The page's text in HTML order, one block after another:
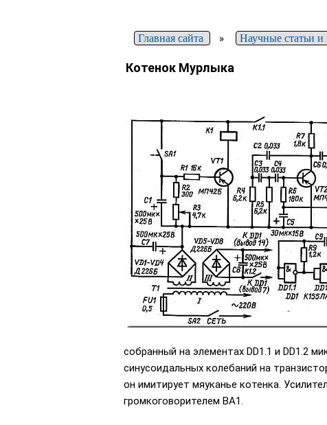
Главная сайта » Научные статьи
Котенок Мурлыка
собранный на элементах DD1.1 и DD1.2
синусоидальных колебаний на
он имитирует мяуканье котенка.
громкоговорителем ВА1.